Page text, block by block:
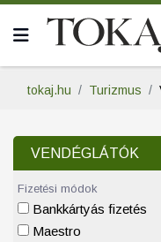
tokaj.hu Turizmus
VENDÉGLÁTÓK
Fizetési módok
Bankkártyás fizetés
Maestro